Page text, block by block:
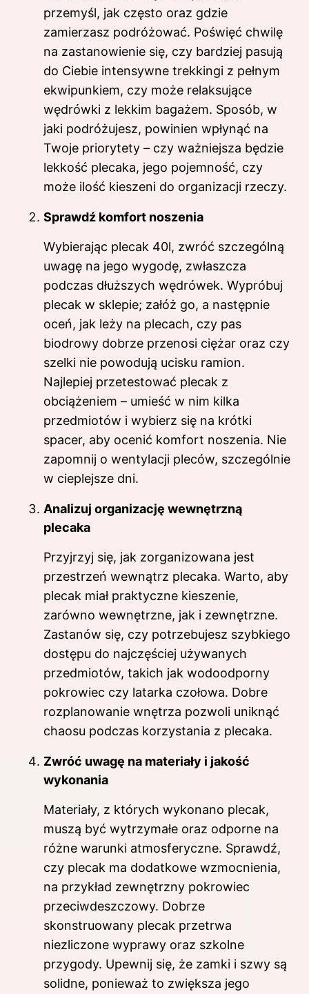
przemyśl, jak często oraz gdzie
zamierzasz podróżować. Poświęć chwilę
na zastanowienie się, czy bardziej pasują
do Ciebie intensywne trekkingi z pełnym
ekwipunkiem, czy może relaksujące
wędrówki z lekkim bagażem. Sposób, w
jaki podróżujesz, powinien wpłynąć na
Twoje priorytety – czy ważniejsza będzie
lekkość plecaka, jego pojemność, czy
może ilość kieszeni do organizacji rzeczy.
Sprawdź komfort noszenia
Wybierając plecak 40l, zwróć szczególną
uwagę na jego wygodę, zwłaszcza
podczas dłuższych wędrówek. Wypróbuj
plecak w sklepie; załóż go, a następnie
oceń, jak leży na plecach, czy pas
biodrowy dobrze przenosi ciężar oraz czy
szelki nie powodują ucisku ramion.
Najlepiej przetestować plecak z
obciążeniem – umieść w nim kilka
przedmiotów i wybierz się na krótki
spacer, aby ocenić komfort noszenia. Nie
zapomnij o wentylacji pleców, szczególnie
w cieplejsze dni.
Analizuj organizację wewnętrzną
plecaka
Przyjrzyj się, jak zorganizowana jest
przestrzeń wewnątrz plecaka. Warto, aby
plecak miał praktyczne kieszenie,
zarówno wewnętrzne, jak i zewnętrzne.
Zastanów się, czy potrzebujesz szybkiego
dostępu do najczęściej używanych
przedmiotów, takich jak wodoodporny
pokrowiec czy latarka czołowa. Dobre
rozplanowanie wnętrza pozwoli uniknąć
chaosu podczas korzystania z plecaka.
Zwróć uwagę na materiały i jakość
wykonania
Materiały, z których wykonano plecak,
muszą być wytrzymałe oraz odporne na
różne warunki atmosferyczne. Sprawdź,
czy plecak ma dodatkowe wzmocnienia,
na przykład zewnętrzny pokrowiec
przeciwdeszczowy. Dobrze
skonstruowany plecak przetrwa
niezliczone wyprawy oraz szkolne
przygody. Upewnij się, że zamki i szwy są
solidne, ponieważ to zwiększa jego